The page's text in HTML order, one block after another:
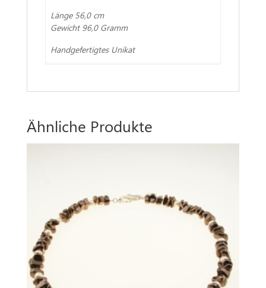
Länge 56,0 cm
Gewicht 96,0 Gramm
Handgefertigtes Unikat
Ähnliche Produkte